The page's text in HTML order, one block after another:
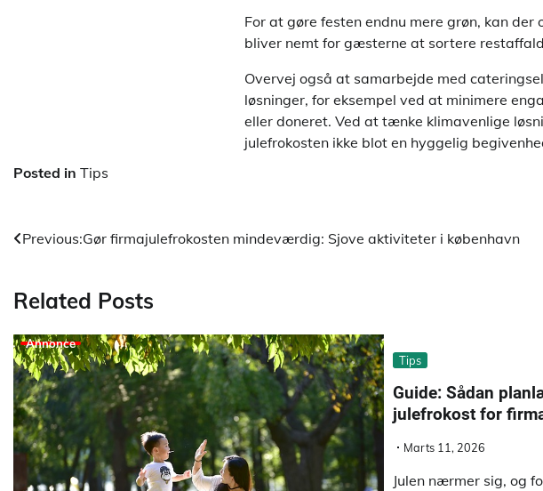
For at gøre festen endnu mere grøn, kan
bliver nemt for gæsterne at sortere
Overvej også at samarbejde med
løsninger, for eksempel ved at minimere
eller doneret. Ved at tænke klimavenlige
julefrokosten ikke blot en hyggelig
Posted in Tips
Indlægsnavigation
Previous:Gør firmajulefrokosten mindeværdig: Sjove aktiviteter i københavn
Related Posts
Annonce
Tips
Guide: Sådan
julefrokost for
Marts 11, 2026
Julen nærmer sig, og